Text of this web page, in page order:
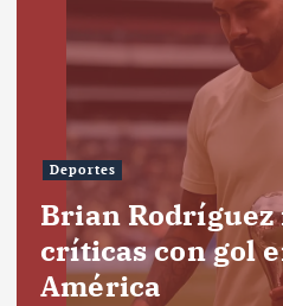
Deportes
Brian Rodríguez
críticas con gol
América